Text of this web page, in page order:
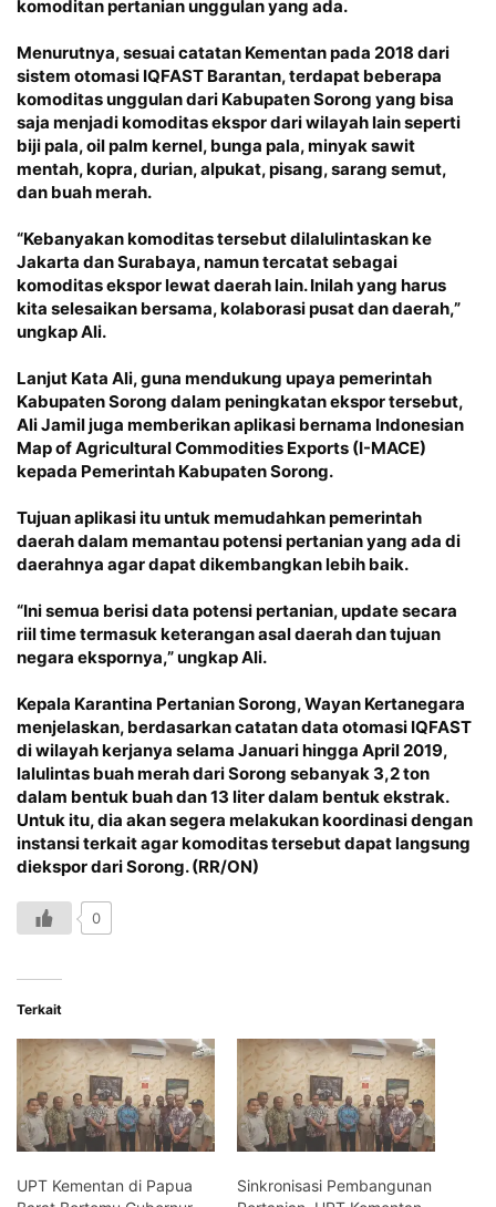
komoditan pertanian unggulan yang ada.
Menurutnya, sesuai catatan Kementan pada 2018 dari
sistem otomasi IQFAST Barantan, terdapat beberapa
komoditas unggulan dari Kabupaten Sorong yang bisa
saja menjadi komoditas ekspor dari wilayah lain seperti
biji pala, oil palm kernel, bunga pala, minyak sawit
mentah, kopra, durian, alpukat, pisang, sarang semut,
dan buah merah.
“Kebanyakan komoditas tersebut dilalulintaskan ke
Jakarta dan Surabaya, namun tercatat sebagai
komoditas ekspor lewat daerah lain. Inilah yang harus
kita selesaikan bersama, kolaborasi pusat dan daerah,”
ungkap Ali.
Lanjut Kata Ali, guna mendukung upaya pemerintah
Kabupaten Sorong dalam peningkatan ekspor tersebut,
Ali Jamil juga memberikan aplikasi bernama Indonesian
Map of Agricultural Commodities Exports (I-MACE)
kepada Pemerintah Kabupaten Sorong.
Tujuan aplikasi itu untuk memudahkan pemerintah
daerah dalam memantau potensi pertanian yang ada di
daerahnya agar dapat dikembangkan lebih baik.
“Ini semua berisi data potensi pertanian, update secara
riil time termasuk keterangan asal daerah dan tujuan
negara ekspornya,” ungkap Ali.
Kepala Karantina Pertanian Sorong, Wayan Kertanegara
menjelaskan, berdasarkan catatan data otomasi IQFAST
di wilayah kerjanya selama Januari hingga April 2019,
lalulintas buah merah dari Sorong sebanyak 3,2 ton
dalam bentuk buah dan 13 liter dalam bentuk ekstrak.
Untuk itu, dia akan segera melakukan koordinasi dengan
instansi terkait agar komoditas tersebut dapat langsung
diekspor dari Sorong. (RR/ON)
0
Terkait
UPT Kementan di Papua
Sinkronisasi Pembangunan